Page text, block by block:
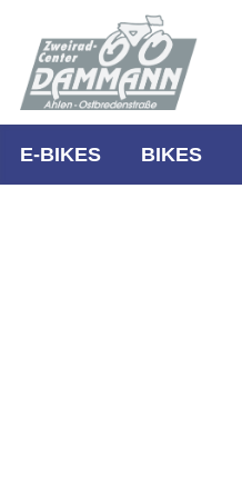
E-BIKES BIKES